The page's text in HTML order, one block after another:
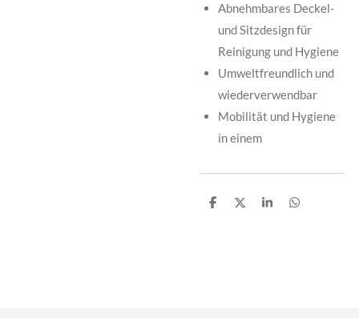
Abnehmbares Deckel-
und Sitzdesign für
Reinigung und Hygiene
Umweltfreundlich und
wiederverwendbar
Mobilität und Hygiene
in einem
T
T
T
T